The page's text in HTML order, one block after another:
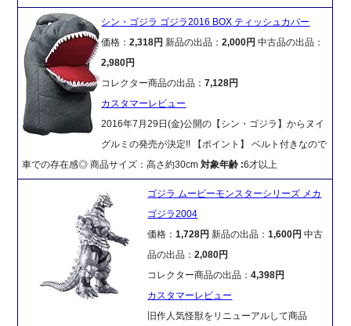
シン・ゴジラ ゴジラ2016 BOX ティッシュカバー
価格：2,318円新品の出品：2,000円 中古品の出品：
2,980円
コレクター商品の出品：7,128円
カスタマーレビュー
2016年7月29日(金)公開の【シン・ゴジラ】からヌイ
グルミの発売が決定!! 【ポイント】 ベルト付きなので
車での存在感◎ 商品サイズ：高さ約30cm対象年齢 :6才以上
ゴジラ ムービーモンスターシリーズ メカ
ゴジラ2004
価格：1,728円新品の出品：1,600円 中古
品の出品：2,080円
コレクター商品の出品：4,398円
カスタマーレビュー
旧作人気怪獣をリニューアルして商品